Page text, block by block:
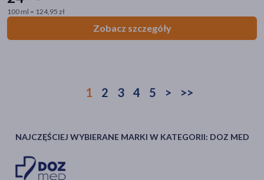
100 ml = 124,95 zł
Zobacz szczegóły
1 2 3 4 5 > >>
NAJCZĘŚCIEJ WYBIERANE MARKI W KATEGORII: DOZ MED